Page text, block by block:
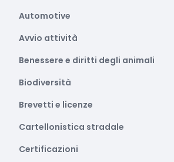
Automotive
Avvio attività
Benessere e diritti degli animali
Biodiversità
Brevetti e licenze
Cartellonistica stradale
Certificazioni